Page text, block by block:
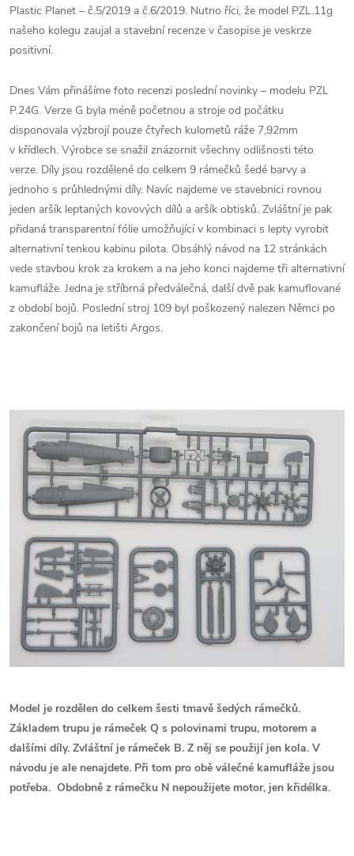
Plastic Planet – č.5/2019 a č.6/2019. Nutno říci, že model PZL.11g
našeho kolegu zaujal a stavební recenze v časopise je veskrze
positivní.
Dnes Vám přinášíme foto recenzi poslední novinky – modelu PZL
P.24G. Verze G byla méně početnou a stroje od počátku
disponovala výzbrojí pouze čtyřech kulometů ráže 7,92mm
v křídlech. Výrobce se snažil znázornit všechny odlišnosti této
verze. Díly jsou rozdělené do celkem 9 rámečků šedé barvy a
jednoho s průhlednými díly. Navíc najdeme ve stavebnici rovnou
jeden aršík leptaných kovových dílů a aršík obtisků. Zvláštní je pak
přidaná transparentní fólie umožňující v kombinaci s lepty vyrobit
alternativní tenkou kabinu pilota. Obsáhlý návod na 12 stránkách
vede stavbou krok za krokem a na jeho konci najdeme tři alternativní
kamufláže. Jedna je stříbrná předválečná, další dvě pak kamuflované
z období bojů. Poslední stroj 109 byl poškozený nalezen Němci po
zakončení bojů na letišti Argos.
Model je rozdělen do celkem šesti tmavě šedých rámečků.
Základem trupu je rámeček Q s polovinami trupu, motorem a
dalšími díly. Zvláštní je rámeček B. Z něj se použijí jen kola. V
návodu je ale nenajdete. Při tom pro obě válečné kamufláže jsou
potřeba. Obdobně z rámečku N nepoužijete motor, jen křidélka.